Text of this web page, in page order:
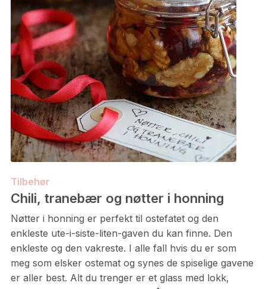
Tilbehør
Chili, tranebær og nøtter i honning
Nøtter i honning er perfekt til ostefatet og den
enkleste ute-i-siste-liten-gaven du kan finne. Den
enkleste og den vakreste. I alle fall hvis du er som
meg som elsker ostemat og synes de spiselige gavene
er aller best. Alt du trenger er et glass med lokk,